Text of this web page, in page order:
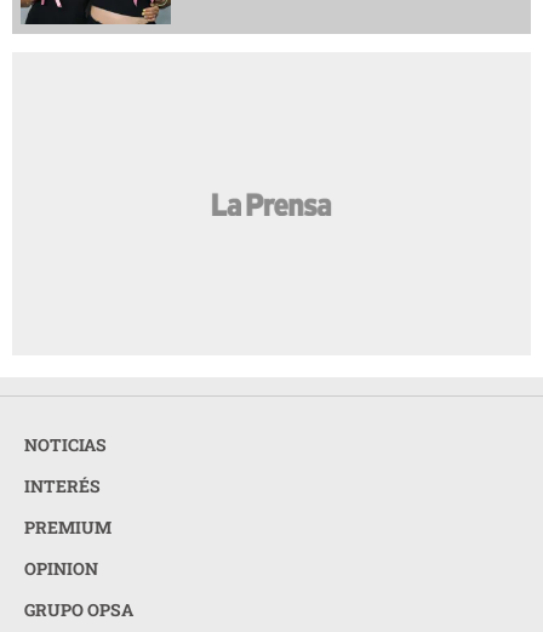
NOTICIAS
INTERÉS
PREMIUM
OPINION
GRUPO OPSA